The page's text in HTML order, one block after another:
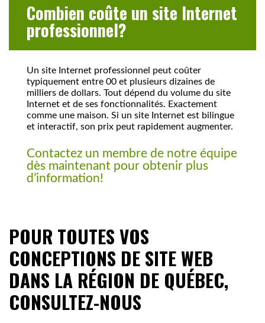
Combien coûte un site Internet
professionnel?
Un site Internet professionnel peut coûter
typiquement entre 00 et plusieurs dizaines de
milliers de dollars. Tout dépend du volume du site
Internet et de ses fonctionnalités. Exactement
comme une maison. Si un site Internet est bilingue
et interactif, son prix peut rapidement augmenter.
Contactez un membre de notre équipe
dès maintenant pour obtenir plus
d’information!
POUR TOUTES VOS
CONCEPTIONS DE SITE WEB
DANS LA RÉGION DE QUÉBEC,
CONSULTEZ-NOUS